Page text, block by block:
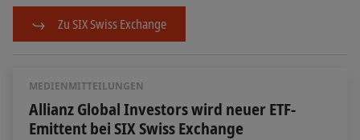
Zu SIX Swiss Exchange
MEDIENMITTEILUNGEN
Allianz Global Investors wird neuer ETF-
Emittent bei SIX Swiss Exchange